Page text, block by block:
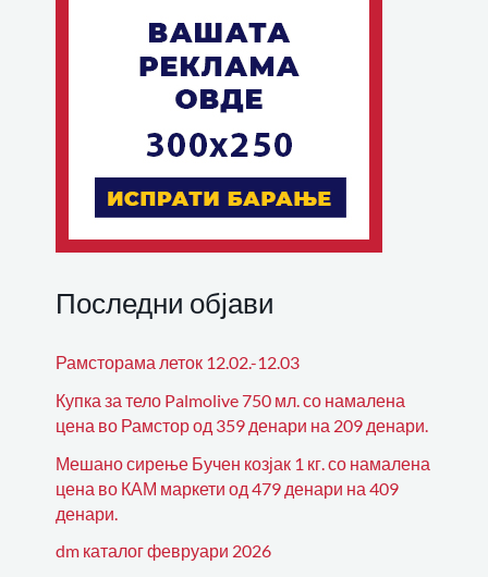
Последни објави
Рамсторама леток 12.02.-12.03
Купка за тело Palmolive 750 мл. со намалена
цена во Рамстор од 359 денари на 209 денари.
Мешано сирење Бучен козјак 1 кг. со намалена
цена во КАМ маркети од 479 денари на 409
денари.
dm каталог февруари 2026